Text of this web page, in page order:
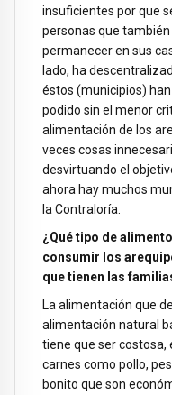
insuficientes por que
personas que
permanecer en sus
lado, ha
éstos (municipios)
podido sin el menor
alimentación de los
veces cosas
desvirtuando el
ahora hay muchos
la Contraloría.
¿Qué tipo de
consumir los
que tienen las
La alimentación que
alimentación natural
tiene que ser costosa,
carnes como pollo,
bonito que son